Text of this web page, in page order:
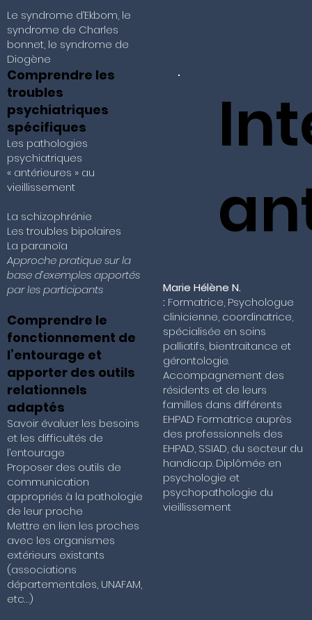
Le syndrome d’Ekbom, le
syndrome de Charles
bonnet, le syndrome de
Diogène
Comprendre les
troubles
psychiatriques
spécifiques
Les pathologies
psychiatriques
« antérieures » au
vieillissement
La schizophrénie
Les troubles bipolaires
La paranoïa
Approche pratique sur la
base d’exemples apportés
par les participants
Comprendre le
fonctionnement de
l’entourage et
apporter des outils
relationnels
adaptés
Savoir évaluer les besoins
et les difficultés de
l’entourage
Proposer des outils de
communication
appropriés à la pathologie
de leur proche
Mettre en lien les proches
avec les organismes
extérieurs existants
(associations
départementales, UNAFAM,
etc…)
Marie Hélène N.
: Formatrice, Psychologue
clinicienne, coordinatrice,
spécialisée en soins
palliatifs, bientraitance et
gérontologie.
Accompagnement des
résidents et de leurs
familles dans différents
EHPAD Formatrice auprès
des professionnels des
EHPAD, SSIAD, du secteur du
handicap. Diplômée en
psychologie et
psychopathologie du
vieillissement